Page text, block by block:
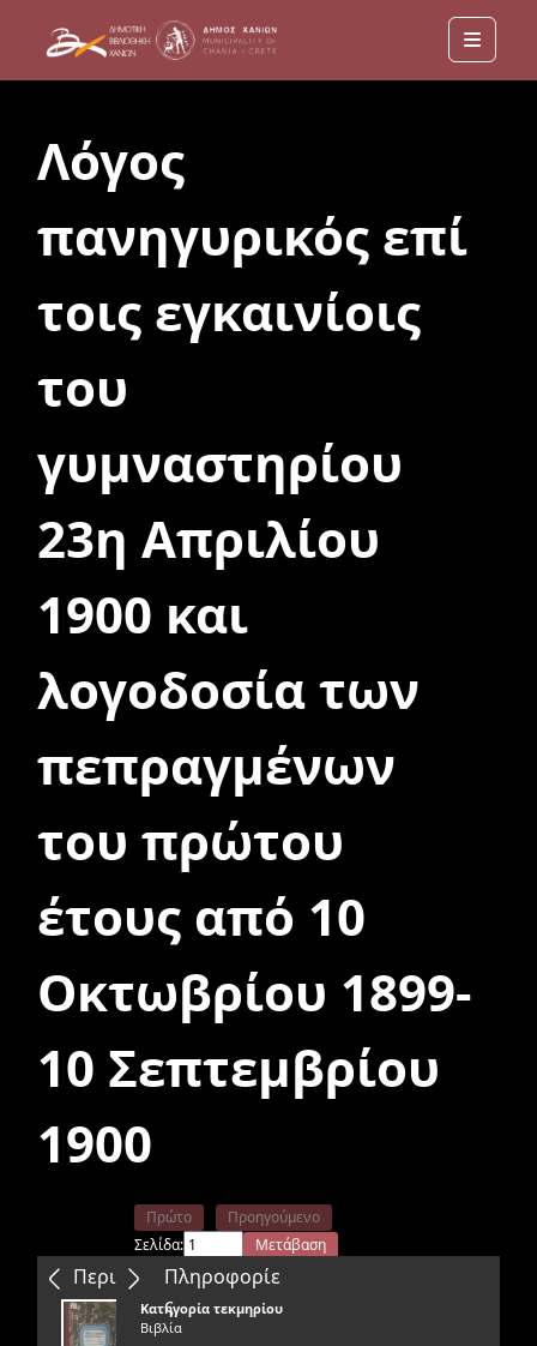
Menu
Λόγος
πανηγυρικός επί
τοις εγκαινίοις
του
γυμναστηρίου
23η Απριλίου
1900 και
λογοδοσία των
πεπραγμένων
του πρώτου
έτους από 10
Οκτωβρίου 1899-
10 Σεπτεμβρίου
1900
Περιεχόμενα
Πρώτο
Προηγούμενο
Σελίδα:
Μετάβαση
Επόμενο
Τελευταίο
Πληροφορίε
ς
Κατηγορία τεκμηρίου
Βιβλία